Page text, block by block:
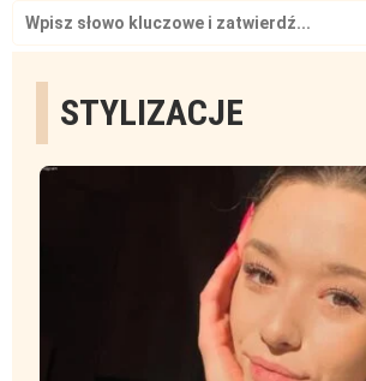
for:
STYLIZACJE